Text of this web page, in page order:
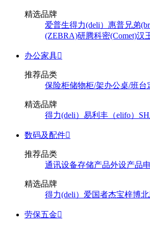
精选品牌
爱普生得力(deli） 惠普兄弟
(ZEBRA)研腾科密(Comet)汉
办公家具
推荐品类
保险柜储物柜/架办公桌/班台
精选品牌
得力(deli） 易利丰（elifo） SH
数码及配件
推荐品类
通讯设备存储产品外设产品
精选品牌
得力(deli） 爱国者杰宝梓博
劳保五金